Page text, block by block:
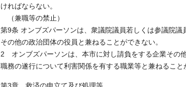
ければならない。
（兼職等の禁止）
第9条 オンブズパーソンは、衆議院議員若しくは参議院
その他の政治団体の役員と兼ねることができない。
2 オンブズパーソンは、本市に対し請負をする企業その
職務の遂行について利害関係を有する職業等と兼ねること